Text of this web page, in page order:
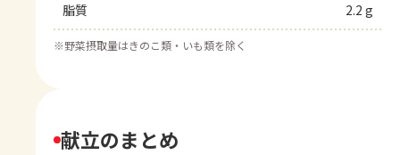
脂質 2.2 g
※野菜摂取量はきのこ類・いも類を除く
献立のまとめ